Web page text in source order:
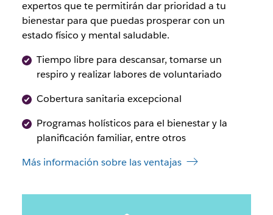
expertos que te permitirán dar prioridad a tu
bienestar para que puedas prosperar con un
estado físico y mental saludable.
Tiempo libre para descansar, tomarse un
respiro y realizar labores de voluntariado
Cobertura sanitaria excepcional
Programas holísticos para el bienestar y la
planificación familiar, entre otros
Más información sobre las ventajas